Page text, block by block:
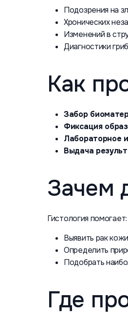
Подозрения на
Хронических
Изменений в
Диагностики
Как
Забор
Фиксация
Лабораторное
Выдача
Зачем
Гистология помогает:
Выявить рак
Определить
Подобрать
Где